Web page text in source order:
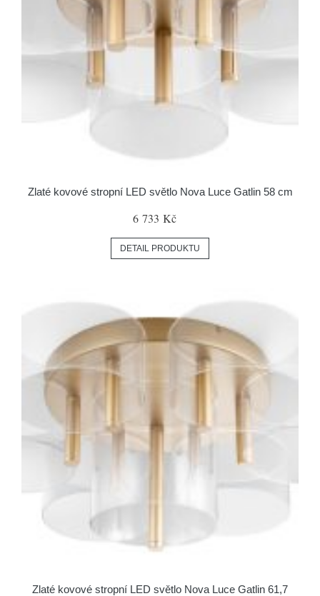
Zlaté kovové stropní LED světlo Nova Luce Gatlin 58 cm
6 733 Kč
DETAIL PRODUKTU
Zlaté kovové stropní LED světlo Nova Luce Gatlin 61,7